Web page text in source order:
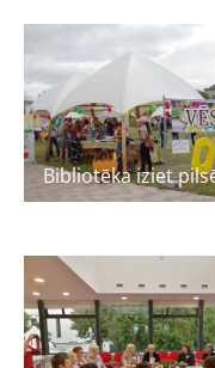
Bibliotēka iziet